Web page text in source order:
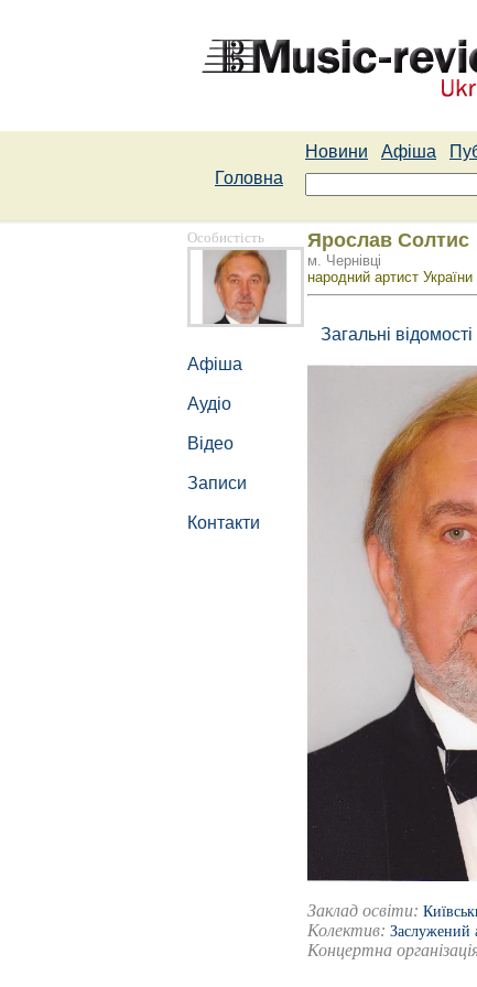
Новини Афіша
Головна
Особистість
Афіша
Аудіо
Відео
Записи
Контакти
Ярослав Солтис
м. Чернівці
народний артист України
Загальні відомості
Заклад освіти:
Колектив: Заслужений
Концертна